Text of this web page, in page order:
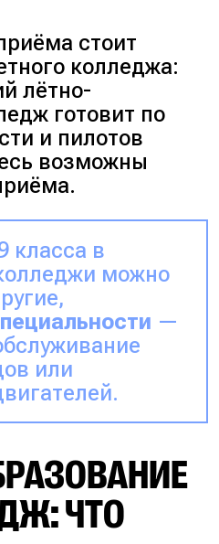
стоит
колледжа:
лётно-
готовит по
и пилотов
возможны
класса в
можно
—
или
ЧТО